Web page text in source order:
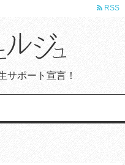
サポート宣言！
RSS